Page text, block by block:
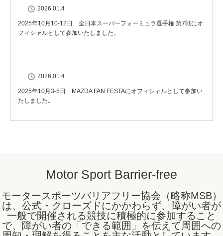
2026.01.4
2025年10月10-12日 全日本スーパーフォーミュラ選手権 第7戦にオ
フィシャルとして参加いたしました。
2026.01.4
2025年10月3-5日 MAZDA FAN FESTAにオフィシャルとして参加い
たしました。
Motor Sport Barrier-free
モータースポーツバリアフリー協会（略称MSB）
は、公式・クローズドにかかわらず、障がい者が
一般で開催される競技に積極的に参加すること
で、障がい者の「できる範囲」を伝えて周囲への